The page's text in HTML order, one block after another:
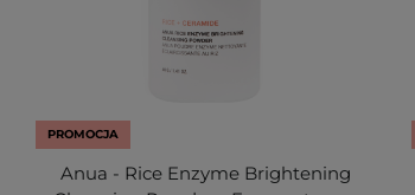
PROMOCJA
Anua - Rice Enzyme Brightening